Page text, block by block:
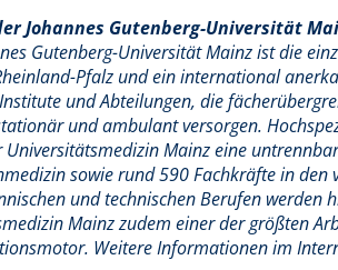
Johannes Gutenberg-Universität
Gutenberg-Universität Mainz ist die
Pfalz und ein international
und Abteilungen, die
und ambulant versorgen.
Mainz eine
sowie rund 590 Fachkräfte in den
und technischen Berufen werden
Mainz zudem einer der größten
Weitere Informationen im